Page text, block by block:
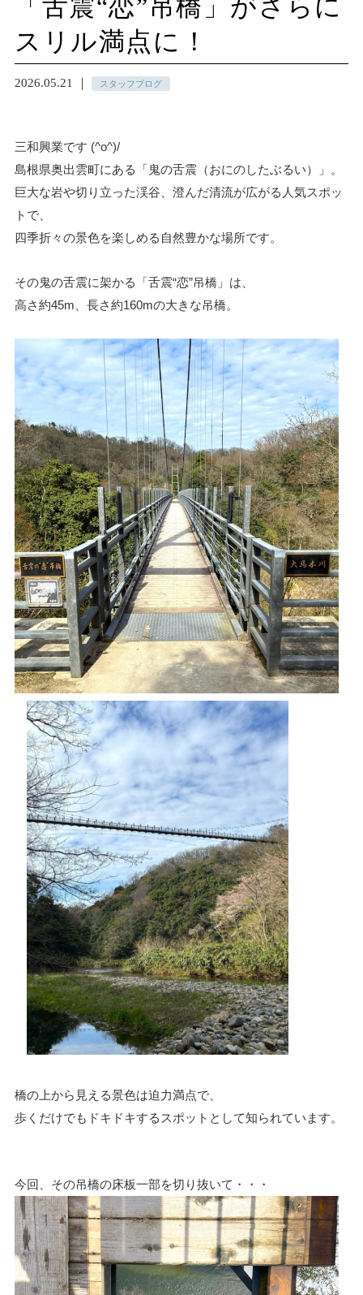
「舌震“恋”吊橋」がさらに
スリル満点に！
2026.05.21 ｜ スタッフブログ
三和興業です (^o^)/
島根県奥出雲町にある「鬼の舌震（おにのしたぶるい）」。
巨大な岩や切り立った渓谷、澄んだ清流が広がる人気スポッ
トで、
四季折々の景色を楽しめる自然豊かな場所です。
その鬼の舌震に架かる「舌震“恋”吊橋」は、
高さ約45m、長さ約160mの大きな吊橋。
橋の上から見える景色は迫力満点で、
歩くだけでもドキドキするスポットとして知られています。
今回、その吊橋の床板一部を切り抜いて・・・